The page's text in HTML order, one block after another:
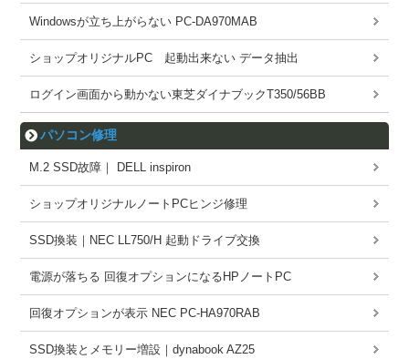
Windowsが立ち上がらない PC-DA970MAB
ショップオリジナルPC 起動出来ない データ抽出
ログイン画面から動かない東芝ダイナブックT350/56BB
パソコン修理
M.2 SSD故障｜ DELL inspiron
ショップオリジナルノートPCヒンジ修理
SSD換装｜NEC LL750/H 起動ドライブ交換
電源が落ちる 回復オプションになるHPノートPC
回復オプションが表示 NEC PC-HA970RAB
SSD換装とメモリー増設｜dynabook AZ25